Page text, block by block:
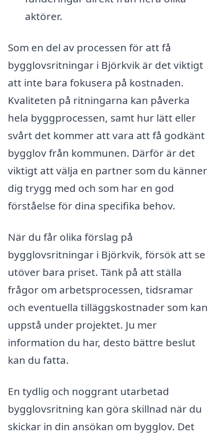
aktörer.
Som en del av processen för att få
bygglovsritningar i Björkvik är det viktigt
att inte bara fokusera på kostnaden.
Kvaliteten på ritningarna kan påverka
hela byggprocessen, samt hur lätt eller
svårt det kommer att vara att få godkänt
bygglov från kommunen. Därför är det
viktigt att välja en partner som du känner
dig trygg med och som har en god
förståelse för dina specifika behov.
När du får olika förslag på
bygglovsritningar i Björkvik, försök att se
utöver bara priset. Tänk på att ställa
frågor om arbetsprocessen, tidsramar
och eventuella tilläggskostnader som kan
uppstå under projektet. Ju mer
information du har, desto bättre beslut
kan du fatta.
En tydlig och noggrant utarbetad
bygglovsritning kan göra skillnad när du
skickar in din ansökan om bygglov. Det